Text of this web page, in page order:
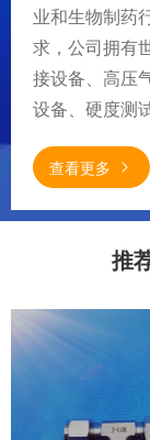
业和生物制药
求，公司拥有
接设备、高压
设备、硬度测
查看更多
推